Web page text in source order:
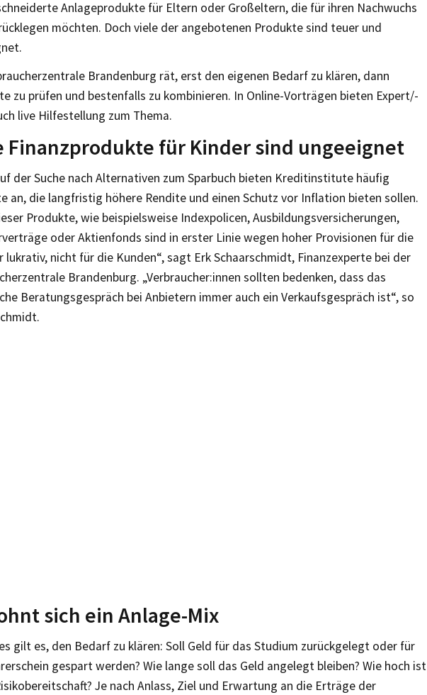
Anlageprodukte für Eltern oder Großeltern, die für ihren Nachwuchs
möchten. Doch viele der angebotenen Produkte sind teuer und
Brandenburg rät, erst den eigenen Bedarf zu klären, dann
zu prüfen und bestenfalls zu kombinieren. In Online-Vorträgen bieten Expert/-
live Hilfestellung zum Thema.
Finanzprodukte für Kinder sind ungeeignet
der Suche nach Alternativen zum Sparbuch bieten Kreditinstitute häufig
an, die langfristig höhere Rendite und einen Schutz vor Inflation bieten sollen.
Produkte, wie beispielsweise Indexpolicen, Ausbildungsversicherungen,
oder Aktienfonds sind in erster Linie wegen hoher Provisionen für die
lukrativ, nicht für die Kunden“, sagt Erk Schaarschmidt, Finanzexperte bei der
Brandenburg. „Verbraucher:innen sollten bedenken, dass das
Beratungsgespräch bei Anbietern immer auch ein Verkaufsgespräch ist“, so
sich ein Anlage-Mix
gilt es, den Bedarf zu klären: Soll Geld für das Studium zurückgelegt oder für
gespart werden? Wie lange soll das Geld angelegt bleiben? Wie hoch ist
Je nach Anlass, Ziel und Erwartung an die Erträge der